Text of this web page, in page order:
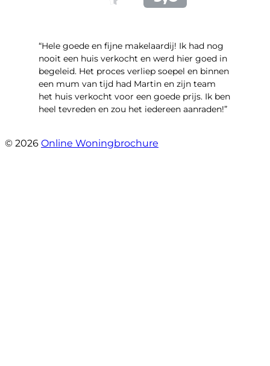
“Hele goede en fijne makelaardij! Ik had nog
nooit een huis verkocht en werd hier goed in
begeleid. Het proces verliep soepel en binnen
een mum van tijd had Martin en zijn team
het huis verkocht voor een goede prijs. Ik ben
heel tevreden en zou het iedereen aanraden!”
© 2026 Online Woningbrochure